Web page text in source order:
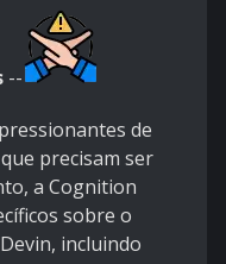
--
de
precisam ser
a Cognition
sobre o
incluindo